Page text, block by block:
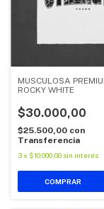
MUSCULOSA
ROCKY WHITE
$30.000,00
$25.500,00 con
Transferencia
3x $10.000,00 sin interés
COMPRAR